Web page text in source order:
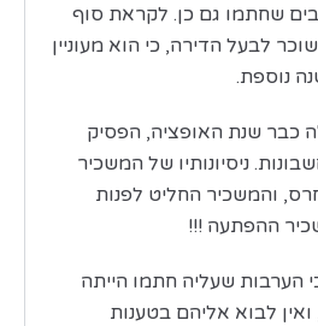
שחתמו גם כן. לקראת סוף
לבעל הדירה, כי הוא מעוניין
נוספת.
כבר שנת האופציה, הפסיק
ניסיונותיו של המשכיר
והמשכיר החליט לפנות
ההפתעה !!!
הערבות שעליה חתמו הייתה
לבוא אליהם בטענות